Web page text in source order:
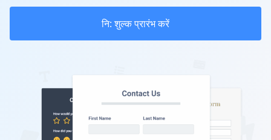
नि: शुल्क प्रारंभ करें